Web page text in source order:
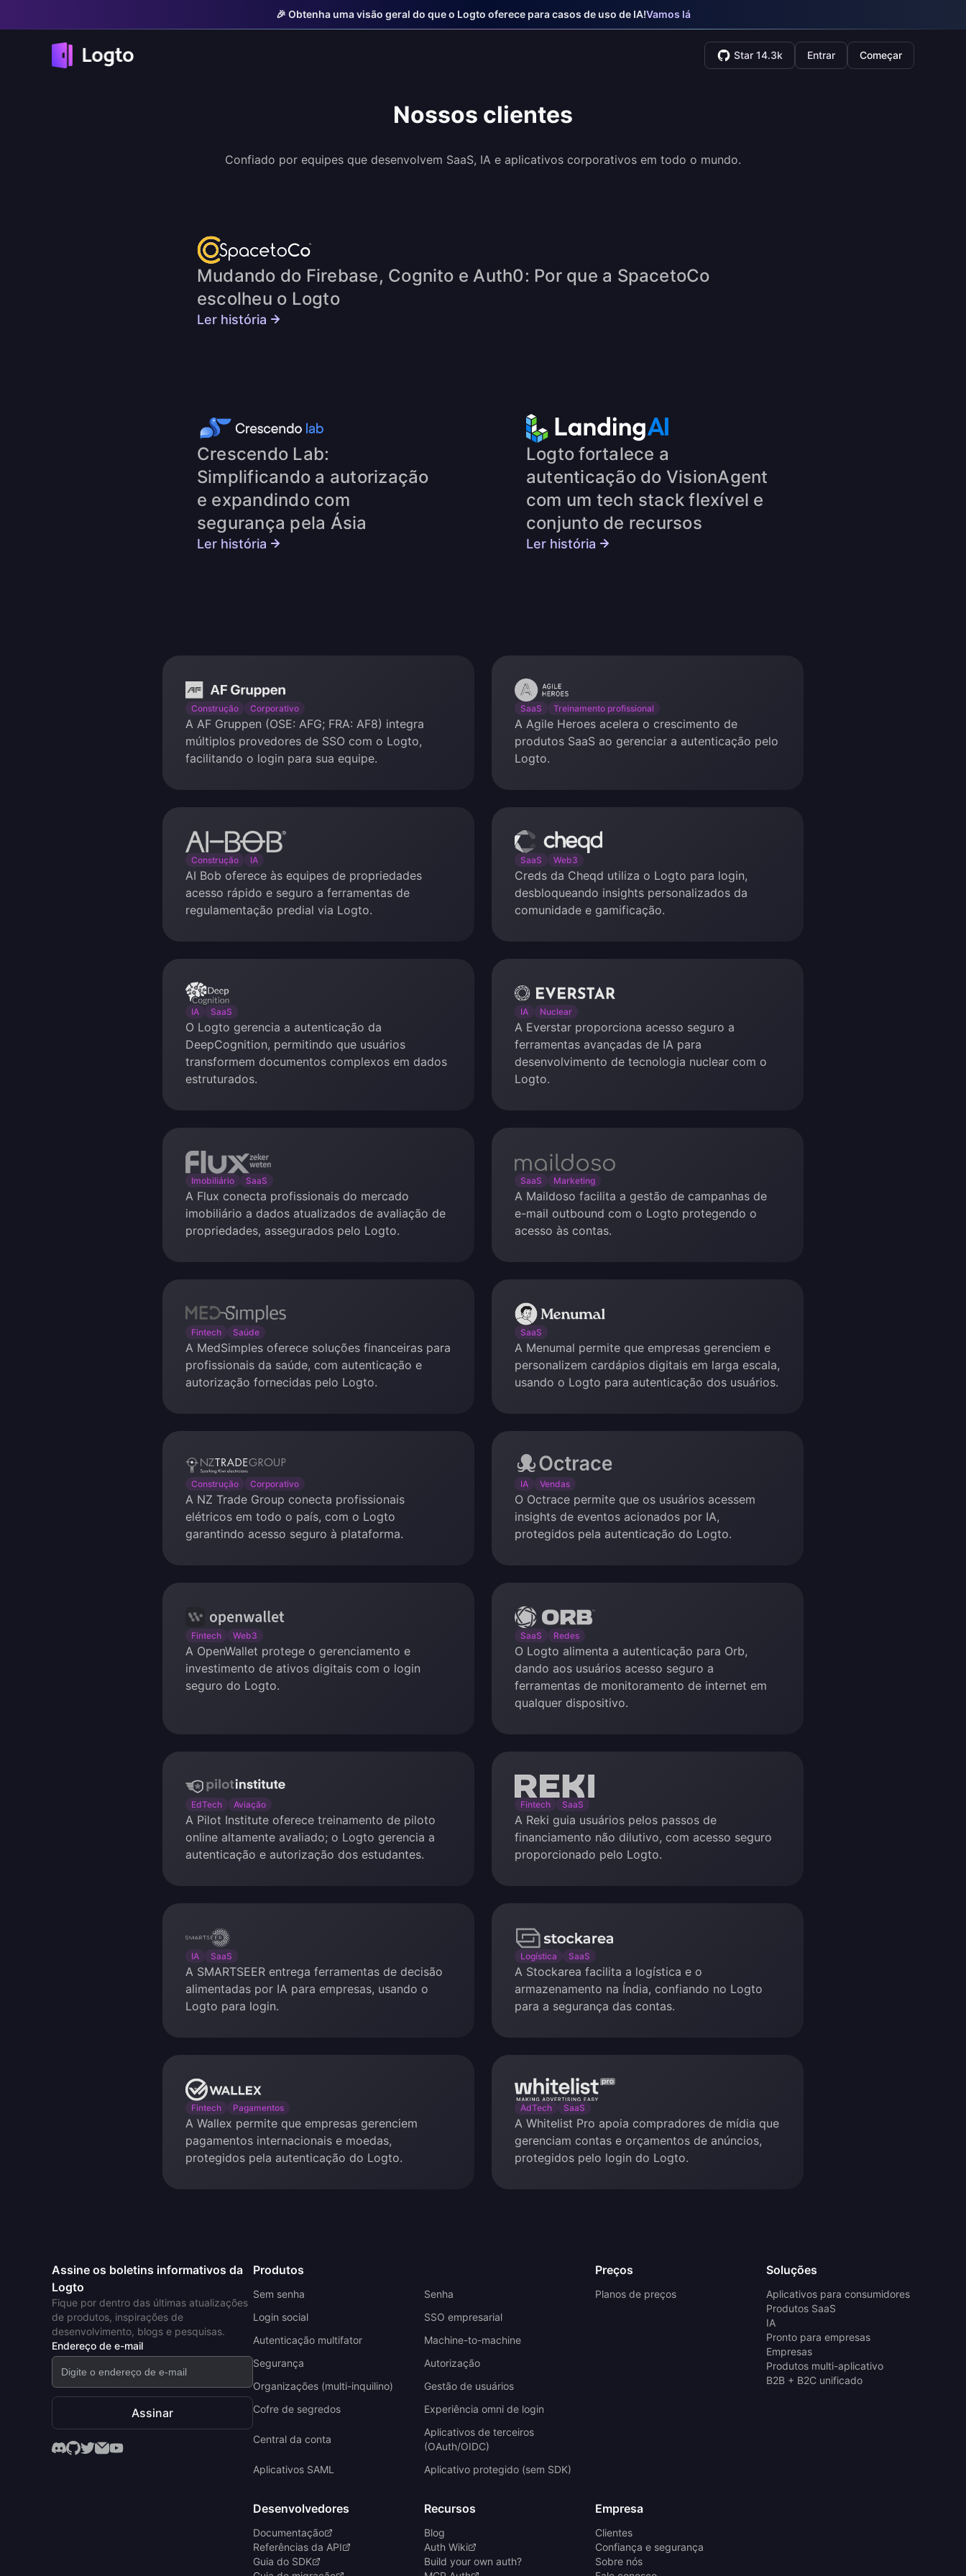
🎉 Obtenha uma visão geral do que o Logto oferece para casos de uso de IA!Vamos lá
Star 14.3k Entrar Começar
Nossos clientes
Confiado por equipes que desenvolvem SaaS, IA e aplicativos corporativos em todo o mundo.
Mudando do Firebase, Cognito e Auth0: Por que a SpacetoCo
escolheu o Logto
Ler história
Crescendo Lab:
Simplificando a autorização
e expandindo com
segurança pela Ásia
Ler história
Logto fortalece a
autenticação do VisionAgent
com um tech stack flexível e
conjunto de recursos
Ler história
Construção Corporativo
AF
Gruppen
A AF Gruppen (OSE: AFG; FRA: AF8) integra
múltiplos provedores de SSO com o Logto,
facilitando o login para sua equipe.
SaaS Treinamento profissional
Agile
Heroes
A Agile Heroes acelera o crescimento de
produtos SaaS ao gerenciar a autenticação pelo
Logto.
Construção IA
AI
Bob
AI Bob oferece às equipes de propriedades
acesso rápido e seguro a ferramentas de
regulamentação predial via Logto.
SaaS Web3
Cheqd
Creds da Cheqd utiliza o Logto para login,
desbloqueando insights personalizados da
comunidade e gamificação.
IA SaaS
DeepCognition
O Logto gerencia a autenticação da
DeepCognition, permitindo que usuários
transformem documentos complexos em dados
estruturados.
IA Nuclear
Everstar
A Everstar proporciona acesso seguro a
ferramentas avançadas de IA para
desenvolvimento de tecnologia nuclear com o
Logto.
Imobiliário SaaS
Flux
A Flux conecta profissionais do mercado
imobiliário a dados atualizados de avaliação de
propriedades, assegurados pelo Logto.
SaaS Marketing
maildoso
A Maildoso facilita a gestão de campanhas de
e-mail outbound com o Logto protegendo o
acesso às contas.
Fintech Saúde
MedSimples
A MedSimples oferece soluções financeiras para
profissionais da saúde, com autenticação e
autorização fornecidas pelo Logto.
SaaS
Menumal
A Menumal permite que empresas gerenciem e
personalizem cardápios digitais em larga escala,
usando o Logto para autenticação dos usuários.
Construção Corporativo
NZ
Trade
Group
A NZ Trade Group conecta profissionais
elétricos em todo o país, com o Logto
garantindo acesso seguro à plataforma.
IA Vendas
Octrace
O Octrace permite que os usuários acessem
insights de eventos acionados por IA,
protegidos pela autenticação do Logto.
Fintech Web3
OpenWallet
A OpenWallet protege o gerenciamento e
investimento de ativos digitais com o login
seguro do Logto.
SaaS Redes
Orb
O Logto alimenta a autenticação para Orb,
dando aos usuários acesso seguro a
ferramentas de monitoramento de internet em
qualquer dispositivo.
EdTech Aviação
Pilot
Institute
A Pilot Institute oferece treinamento de piloto
online altamente avaliado; o Logto gerencia a
autenticação e autorização dos estudantes.
Fintech SaaS
Reki
A Reki guia usuários pelos passos de
financiamento não dilutivo, com acesso seguro
proporcionado pelo Logto.
IA SaaS
SMARTSEER
A SMARTSEER entrega ferramentas de decisão
alimentadas por IA para empresas, usando o
Logto para login.
Logística SaaS
Stockarea
A Stockarea facilita a logística e o
armazenamento na Índia, confiando no Logto
para a segurança das contas.
Fintech Pagamentos
Wallex
A Wallex permite que empresas gerenciem
pagamentos internacionais e moedas,
protegidos pela autenticação do Logto.
AdTech SaaS
Whitelist
Pro
A Whitelist Pro apoia compradores de mídia que
gerenciam contas e orçamentos de anúncios,
protegidos pelo login do Logto.
Assine os boletins informativos da
Logto
Fique por dentro das últimas atualizações
de produtos, inspirações de
desenvolvimento, blogs e pesquisas.
Endereço de e-mail
Assinar
Produtos
Sem senha
Senha
Login social
SSO empresarial
Autenticação multifator
Machine-to-machine
Segurança
Autorização
Organizações (multi-inquilino)
Gestão de usuários
Cofre de segredos
Experiência omni de login
Central da conta
Aplicativos de terceiros
(OAuth/OIDC)
Aplicativos SAML
Aplicativo protegido (sem SDK)
Preços
Planos de preços
Soluções
Aplicativos para consumidores
Produtos SaaS
IA
Pronto para empresas
Empresas
Produtos multi-aplicativo
B2B + B2C unificado
Desenvolvedores
Documentação
Referências da API
Guia do SDK
Recursos
Blog
Auth Wiki
Build your own auth?
Empresa
Clientes
Confiança e segurança
Sobre nós